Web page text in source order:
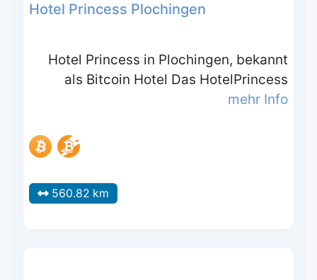
Hotel Princess Plochingen
Hotel Princess in Plochingen, bekannt
als Bitcoin Hotel Das HotelPrincess
mehr Info
560.82 km